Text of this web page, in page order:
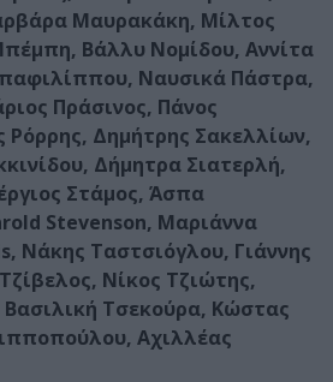
Μαυρακάκη, Μίλτος
Βάλλυ Νομίδου, Αννίτα
Ναυσικά Πάστρα,
Πράσινος, Πάνος
Ρόρρης, Δημήτρης Σακελλίων,
Δήμητρα Σιατερλή,
Στάμος, Άσπα
Stevenson, Μαριάννα
Νάκης Ταστσιόγλου, Γιάννης
Νίκος Τζιώτης,
Τσεκούρα, Κώστας
Αχιλλέας